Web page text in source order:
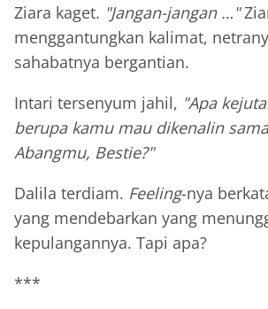
Ziara kaget. "Jangan-jangan …"
menggantungkan kalimat,
sahabatnya bergantian.
Intari tersenyum jahil, "Apa
berupa kamu mau dikenalin
Abangmu, Bestie?"
Dalila terdiam. Feeling-nya
yang mendebarkan yang
kepulangannya. Tapi apa?
***